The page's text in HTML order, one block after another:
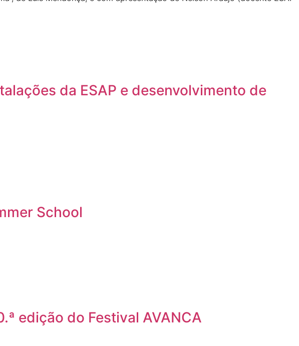
da ESAP e desenvolvimento de
School
edição do Festival AVANCA